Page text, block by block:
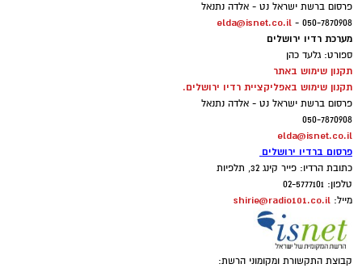
פרסום ברשת ישראל נט - אלדה נתנאל
050-7870908 -
elda@isnet.co.il
מערכת רדיו ירושלים
ספורט: גלעד כהן
תקנון שימוש באתר
תקנון שימוש באפליקציית רדיו ירושלים.
פרסום ברשת ישראל נט - אלדה נתנאל
050-7870908
elda@isnet.co.il
פרסום ברדיו ירושלים
כתובת הרדיו: פייר קינג 32, תלפיות
טלפון: 02-5777101
מייל: shirie@radio101.co.il
קבוצת התקשורת ומקומוני הרשת: